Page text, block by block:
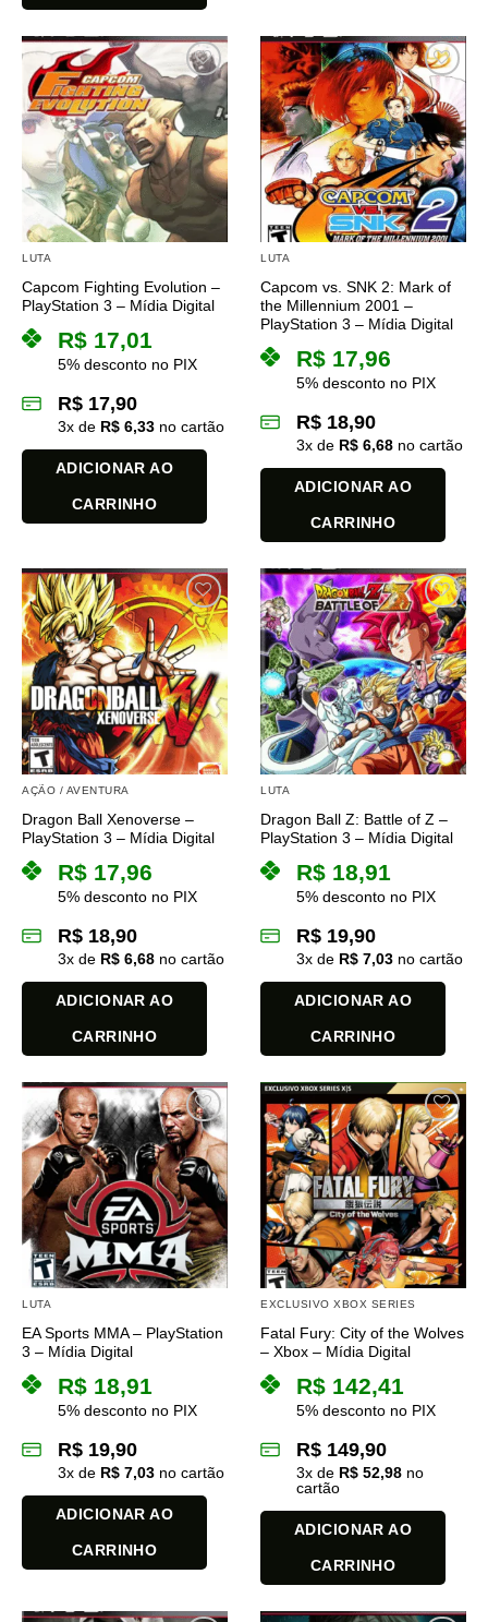
LUTA
Capcom Fighting Evolution –
PlayStation 3 – Mídia Digital
R$ 17,01
5% desconto no PIX
R$ 17,90
3x de R$ 6,33 no cartão
ADICIONAR AO
CARRINHO
LUTA
Capcom vs. SNK 2: Mark of
the Millennium 2001 –
PlayStation 3 – Mídia Digital
R$ 17,96
5% desconto no PIX
R$ 18,90
3x de R$ 6,68 no cartão
ADICIONAR AO
CARRINHO
AÇÃO / AVENTURA
Dragon Ball Xenoverse –
PlayStation 3 – Mídia Digital
R$ 17,96
5% desconto no PIX
R$ 18,90
3x de R$ 6,68 no cartão
ADICIONAR AO
CARRINHO
LUTA
Dragon Ball Z: Battle of Z –
PlayStation 3 – Mídia Digital
R$ 18,91
5% desconto no PIX
R$ 19,90
3x de R$ 7,03 no cartão
ADICIONAR AO
CARRINHO
LUTA
EA Sports MMA – PlayStation
3 – Mídia Digital
R$ 18,91
5% desconto no PIX
R$ 19,90
3x de R$ 7,03 no cartão
ADICIONAR AO
CARRINHO
EXCLUSIVO XBOX SERIES
Fatal Fury: City of the Wolves
– Xbox – Mídia Digital
R$ 142,41
5% desconto no PIX
R$ 149,90
3x de R$ 52,98 no
cartão
ADICIONAR AO
CARRINHO